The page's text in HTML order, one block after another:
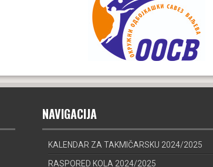
NAVIGACIJA
KALENDAR ZA TAKMIČARSKU 2024/2025
RASPORED KOLA 2024/2025